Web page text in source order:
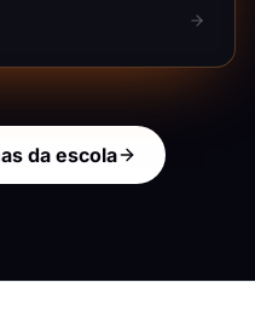
da escola